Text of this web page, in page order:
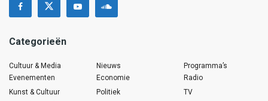
Categorieën
Cultuur & Media
Evenementen
Kunst & Cultuur
Nieuws
Economie
Politiek
Programma’s
Radio
TV